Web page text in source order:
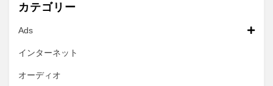
カテゴリー
Ads
インターネット
オーディオ